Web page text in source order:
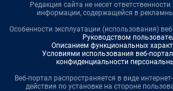
Редакция сайта не несет
информации, содержащейся в
Особенности эксплуатации (использования)
Руководством
Описанием функциональных
Условиями использования веб-
конфиденциальности
Веб-портал распространяется в виде
действия по установке на стороне